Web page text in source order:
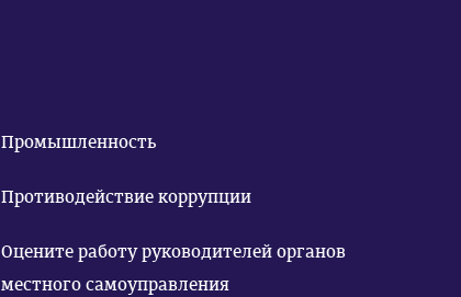
Промышленность
Противодействие коррупции
Оцените работу руководителей органов
местного самоуправления